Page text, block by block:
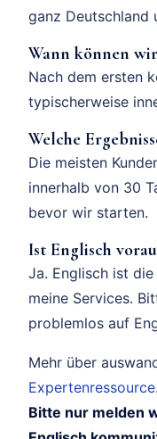
ganz Deutschland
Wann können
Nach dem ersten
typischerweise
Welche
Die meisten
innerhalb von 30
bevor wir starten.
Ist Englisch
Ja. Englisch ist
meine Services.
problemlos auf
Mehr über
Expertenressource.
Bitte nur melden